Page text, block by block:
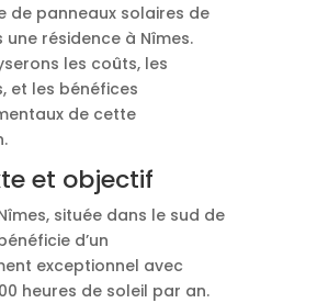
de panneaux solaires de
une résidence à Nîmes.
les coûts, les
et les bénéfices
de cette
et objectif
située dans le sud de
d’un
exceptionnel avec
heures de soleil par an.